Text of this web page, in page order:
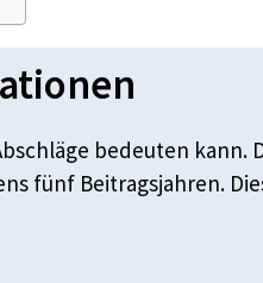
bedeuten kann.
fünf Beitragsjahren.